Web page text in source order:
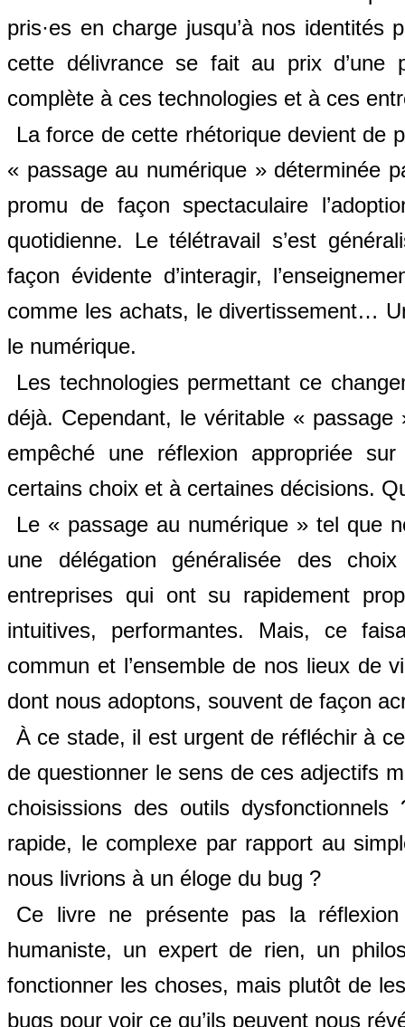
pris·es en charge jusqu’à nos
cette délivrance se fait au prix d’une
complète à ces technologies et à ces
La force de cette rhétorique devient de
« passage au numérique » déterminée
promu de façon spectaculaire
quotidienne. Le télétravail s’est
façon évidente d’interagir,
comme les achats, le divertissement…
le numérique.
Les technologies permettant ce
déjà. Cependant, le véritable « passage
empêché une réflexion appropriée
certains choix et à certaines décisions.
Le « passage au numérique » tel que
une délégation généralisée des
entreprises qui ont su rapidement
intuitives, performantes. Mais, ce
commun et l’ensemble de nos lieux de
dont nous adoptons, souvent de façon
À ce stade, il est urgent de réfléchir à
de questionner le sens de ces adjectifs
choisissions des outils
rapide, le complexe par rapport au
nous livrions à un éloge du bug ?
Ce livre ne présente pas la réflexion
humaniste, un expert de rien, un
fonctionner les choses, mais plutôt de
bugs pour voir ce qu’ils peuvent nous